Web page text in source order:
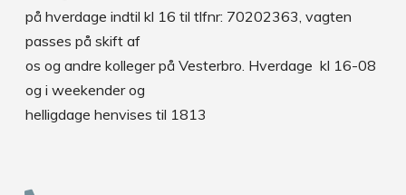
på hverdage indtil kl 16 til tlfnr: 70202363, vagten
passes på skift af
os og andre kolleger på Vesterbro. Hverdage kl 16-08
og i weekender og
helligdage henvises til 1813